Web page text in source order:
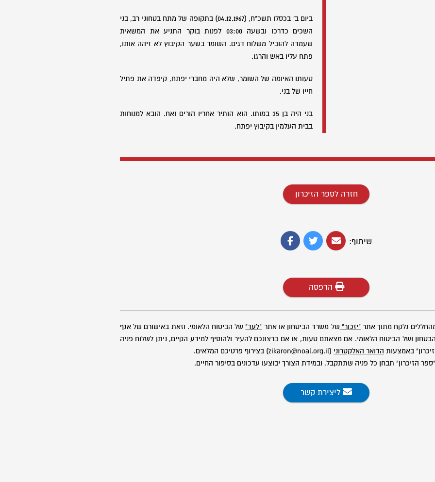
ביום ב' בכסלו תשכ"ח, (04.12.1967) בתקופה של מתח בטחוני רב, בני
השכים כדרכו ובשעה 03:00 לפנות בוקר התניע את המשאית
שעמדה להוביל משלוח דגים. השומר בשער הקיבוץ לא זיהה אותו,
פתח עליו באש והרגו.
טעותו האיומה של השומר, שלא היה מחברי יפתח, קיפדה את פתיל
חייו של בני.
בני היה בן 35 במותו. הוא הותיר אחריו הורים ואח. הובא למנוחות
בבית העלמין בקיבוץ יפתח.
חזרה לספר הזיכרון
שיתוף:
הדפסה
נלקח מתוך אתר"יזכור" של משרד הביטחון או אתר "לעד"של הביטוח הלאומי. וזאת באישורם של אגף
ושל הביטוח הלאומי. אם מצאתם טעות, או אם ברצונכם להעיר ולהוסיף למידע הקיים, ניתן לשלוח פניה
באמצעות הדואר האלקטרוני (zikaron@noal.org.il) בצירוף פרטיכם המלאים.
הזיכרון" תבחן כל פניה שתתקבל, ובמידת הצורך יבוצעו עדכונים בסיפור החיים.
ליצירת קשר